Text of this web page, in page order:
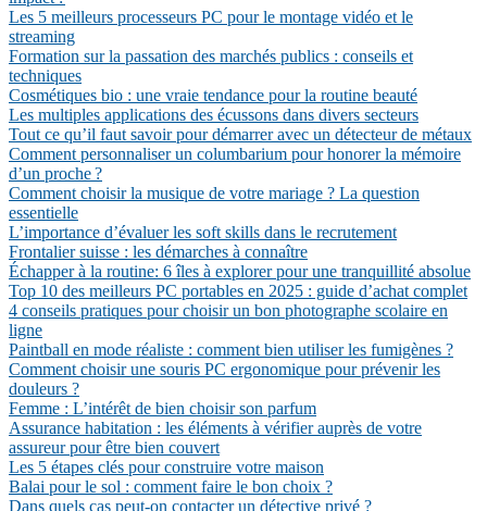
Les 5 meilleurs processeurs PC pour le montage vidéo et le
streaming
Formation sur la passation des marchés publics : conseils et
techniques
Cosmétiques bio : une vraie tendance pour la routine beauté
Les multiples applications des écussons dans divers secteurs
Tout ce qu’il faut savoir pour démarrer avec un détecteur de métaux
Comment personnaliser un columbarium pour honorer la mémoire
d’un proche ?
Comment choisir la musique de votre mariage ? La question
essentielle
L’importance d’évaluer les soft skills dans le recrutement
Frontalier suisse : les démarches à connaître
Échapper à la routine: 6 îles à explorer pour une tranquillité absolue
Top 10 des meilleurs PC portables en 2025 : guide d’achat complet
4 conseils pratiques pour choisir un bon photographe scolaire en
ligne
Paintball en mode réaliste : comment bien utiliser les fumigènes ?
Comment choisir une souris PC ergonomique pour prévenir les
douleurs ?
Femme : L’intérêt de bien choisir son parfum
Assurance habitation : les éléments à vérifier auprès de votre
assureur pour être bien couvert
Les 5 étapes clés pour construire votre maison
Balai pour le sol : comment faire le bon choix ?
Dans quels cas peut-on contacter un détective privé ?